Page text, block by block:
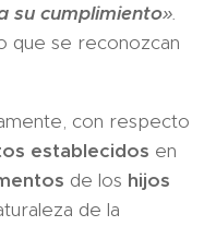
su cumplimiento».
que se reconozcan
con respecto
establecidos en
de los hijos
de la